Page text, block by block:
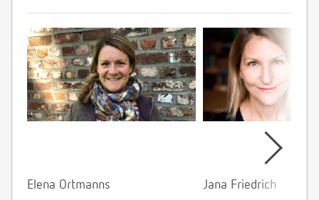
Elena Ortmanns
Jana Friedrich